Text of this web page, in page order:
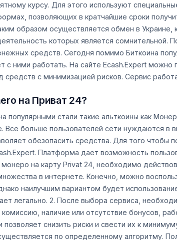
курсу. Для этого используют
позволяющих в кратчайшие сроки
образом осуществляется обмен в
которых является
средств. Сегодня помимо Биткоина
с ними работать. На сайте Ecash.Expert
с минимизацией рисков. Сервис
на Приват 24?
популярными стали такие альткоины как
Все больше пользователей сети нуждаются
обезопасить средства. Для того чтобы
Платформа дает возможность
на карту Privat 24, необходимо
в интернете. Конечно, можно
наилучшим вариантом будет
легально. 2. После выбора сервиса,
наличие или отсутствие бонусов,
снизить риски и свести их к
по определенному алгоритму.